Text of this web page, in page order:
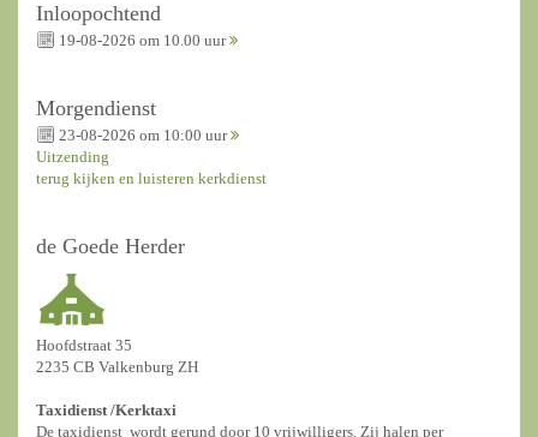
Inloopochtend
19-08-2026 om 10.00 uur
Morgendienst
23-08-2026 om 10:00 uur
Uitzending
terug kijken en luisteren kerkdienst
de Goede Herder
Hoofdstraat 35
2235 CB Valkenburg ZH
Taxidienst /Kerktaxi
De taxidienst wordt gerund door 10 vrijwilligers. Zij halen per